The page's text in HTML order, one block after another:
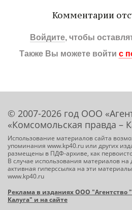
Комментарии
Войдите, чтобы
Также Вы можете войти с
© 2007-2026 год ООО
«Комсомольская правда –
Использование материалов сайта
упоминания www.kp40.ru или других
размещены в ПДФ-архиве, как
В случае использования материалов на
активная гиперссылка на эти
www.kp40.ru
Реклама в изданиях ООО "Агентство
Калуга" и на сайте